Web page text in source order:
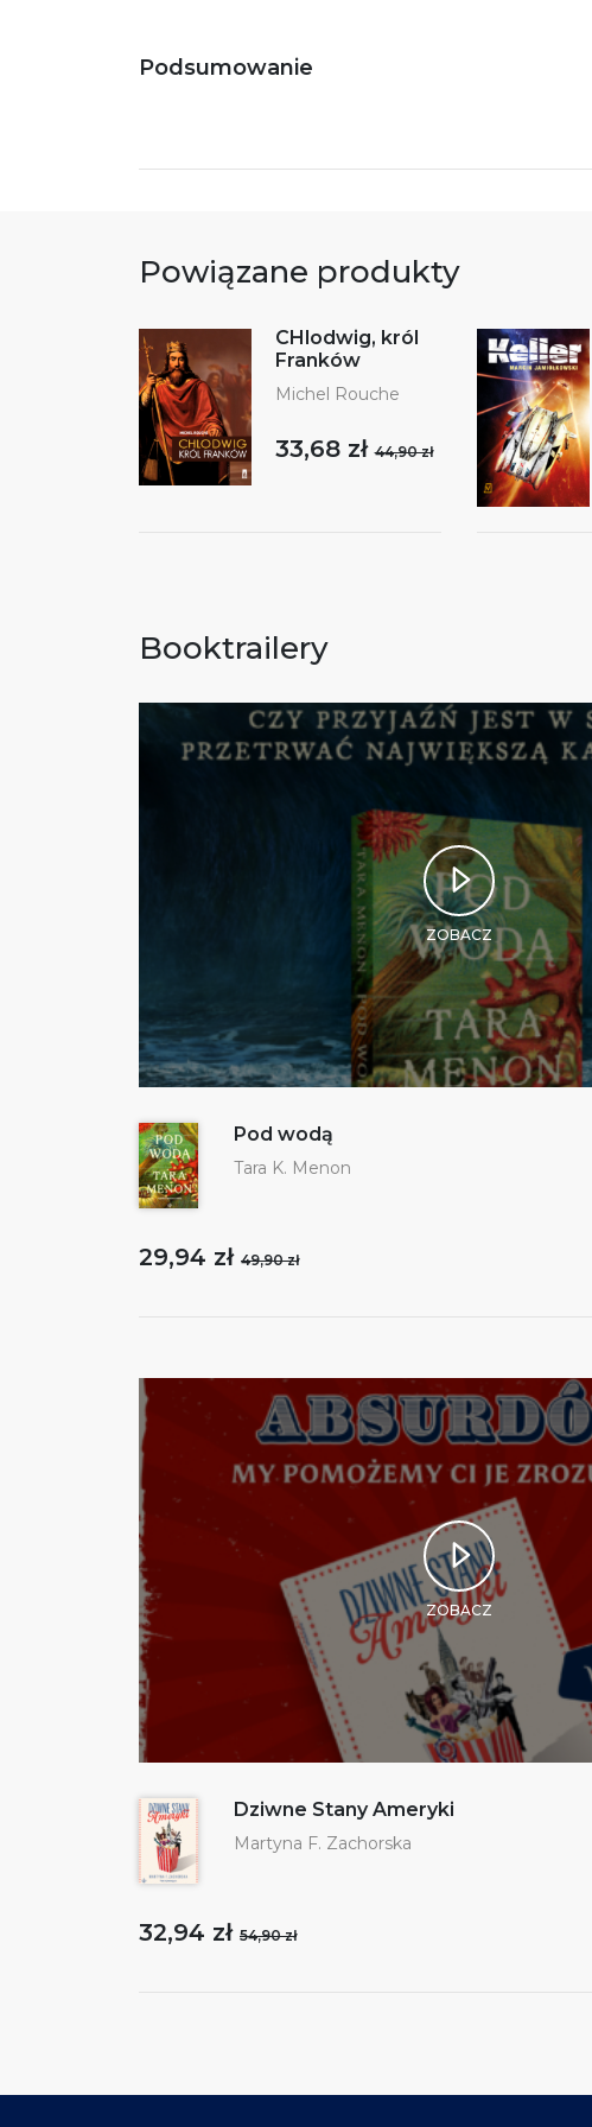
Podsumowanie
Powiązane produkty
CHlodwig, król
Franków
Michel Rouche
33,68 zł44,90 zł
Booktrailery
ZOBACZ
Pod wodą
Tara K. Menon
29,94 zł 49,90 zł
ZOBACZ
Dziwne Stany Ameryki
Martyna F. Zachorska
32,94 zł 54,90 zł